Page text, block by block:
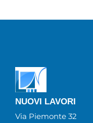
NUOVI LAVORI
Via Piemonte 32